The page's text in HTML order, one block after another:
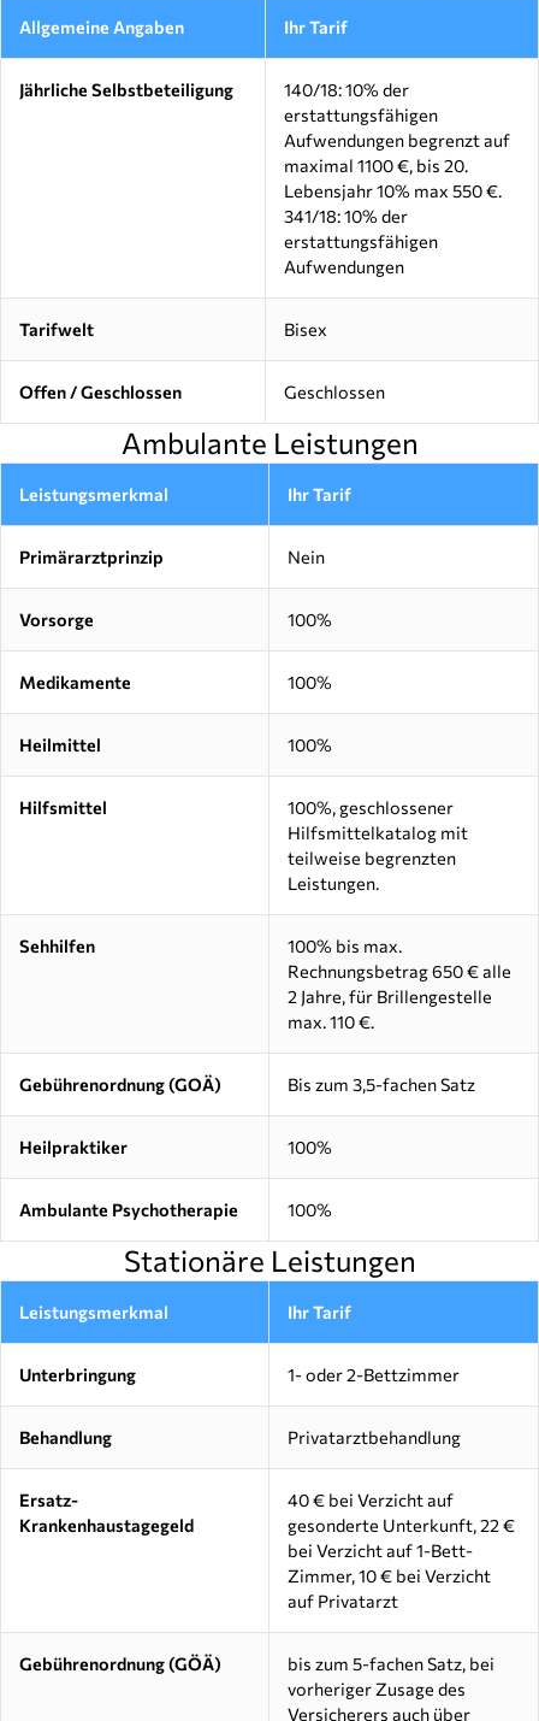
Allgemeine Angaben Ihr Tarif
Jährliche Selbstbeteiligung
140/18: 10% der
erstattungsfähigen
Aufwendungen begrenzt auf
maximal 1100 €, bis 20.
Lebensjahr 10% max 550 €.
341/18: 10% der
erstattungsfähigen
Aufwendungen
Tarifwelt Bisex
Offen / Geschlossen Geschlossen
Ambulante Leistungen
Leistungsmerkmal Ihr Tarif
Primärarztprinzip Nein
Vorsorge 100%
Medikamente 100%
Heilmittel 100%
Hilfsmittel
100%, geschlossener
Hilfsmittelkatalog mit
teilweise begrenzten
Leistungen.
Sehhilfen
100% bis max.
Rechnungsbetrag 650 € alle
2 Jahre, für Brillengestelle
max. 110 €.
Gebührenordnung (GOÄ) Bis zum 3,5-fachen Satz
Heilpraktiker 100%
Ambulante Psychotherapie 100%
Stationäre Leistungen
Leistungsmerkmal Ihr Tarif
Unterbringung 1- oder 2-Bettzimmer
Behandlung Privatarztbehandlung
Ersatz-
Krankenhaustagegeld
40 € bei Verzicht auf
gesonderte Unterkunft, 22 €
bei Verzicht auf 1-Bett-
Zimmer, 10 € bei Verzicht
auf Privatarzt
Gebührenordnung (GÖÄ)
bis zum 5-fachen Satz, bei
vorheriger Zusage des
Versicherers auch über